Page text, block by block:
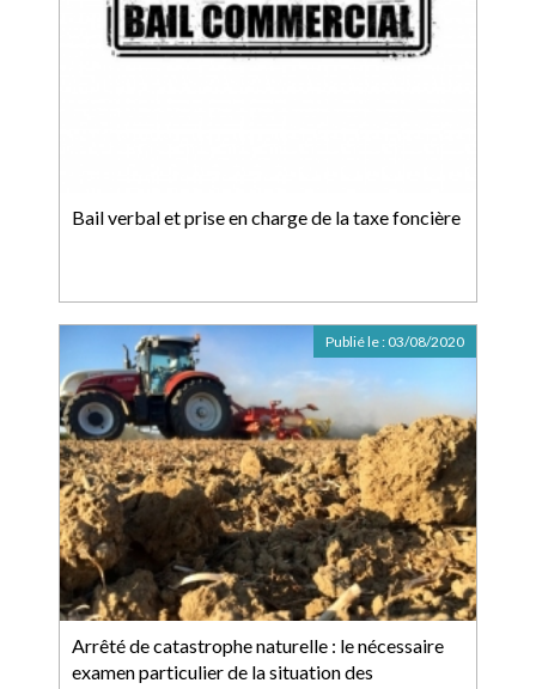
Bail verbal et prise en charge de la taxe foncière
Arrêté de catastrophe naturelle : le nécessaire
examen particulier de la situation des
Publié le : 03/08/2020